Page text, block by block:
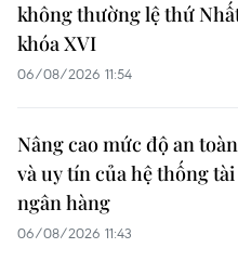
không thường lệ thứ
khóa XVI
06/08/2026 11:54
Nâng cao mức độ an
và uy tín của hệ thống
ngân hàng
06/08/2026 11:43